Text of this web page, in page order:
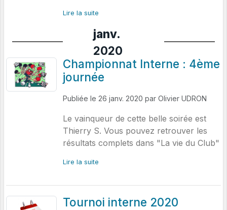
Lire la suite
janv.
2020
Championnat Interne : 4ème
journée
Publiée le 26 janv. 2020 par Olivier UDRON
Le vainqueur de cette belle soirée est
Thierry S. Vous pouvez retrouver les
résultats complets dans "La vie du Club"
Lire la suite
Tournoi interne 2020